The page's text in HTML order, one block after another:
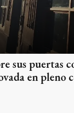
sus puertas
en pleno